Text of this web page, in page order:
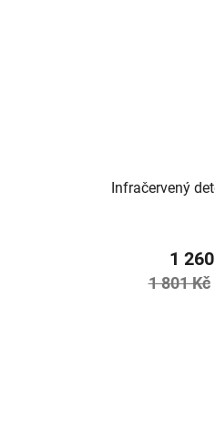
Infračervený
1
1 801 Kč